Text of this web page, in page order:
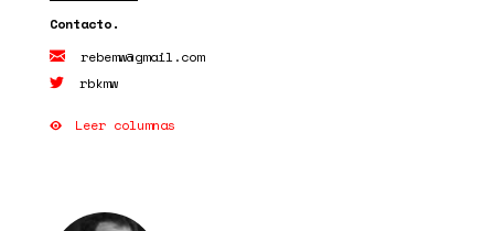
rebemw@gmail.com
rbkmw
Leer columnas